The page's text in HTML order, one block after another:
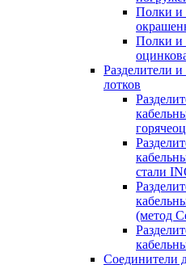
Полки и
Полки и
Разделители
лотков
стали
(метод
Соединители